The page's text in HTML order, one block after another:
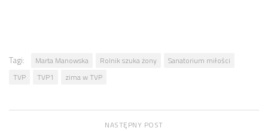
Tagi: Marta Manowska Rolnik szuka żony
Sanatorium miłości
TVP
TVP1 zima w TVP
NASTĘPNY POST